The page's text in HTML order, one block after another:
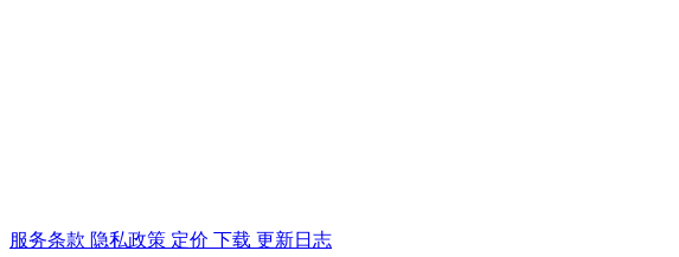
服务条款 隐私政策 定价 下载 更新日志